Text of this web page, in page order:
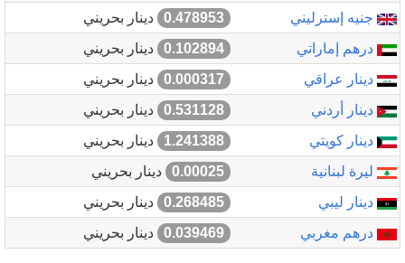
جنيه إسترليني
0.478953
دينار بحريني
درهم إماراتي
0.102894
دينار بحريني
دينار عراقي
0.000317
دينار بحريني
دينار أردني
0.531128
دينار بحريني
دينار كويتي
1.241388
دينار بحريني
ليرة لبنانية
0.00025
دينار بحريني
دينار ليبي
0.268485
دينار بحريني
درهم مغربي
0.039469 دينار بحريني